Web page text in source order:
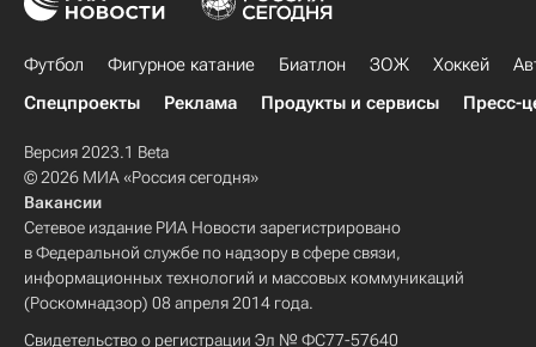
Футбол Фигурное катание Биатлон ЗОЖ Хоккей
Спецпроекты
Реклама Продукты и сервисы Пресс-
Версия 2023.1 Beta
© 2026 МИА «Россия сегодня»
Вакансии
Сетевое издание РИА Новости зарегистрировано
в Федеральной службе по надзору в сфере связи,
информационных технологий и массовых коммуникаций
(Роскомнадзор) 08 апреля 2014 года.
Свидетельство о регистрации Эл № ФС77-57640